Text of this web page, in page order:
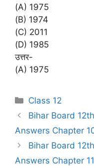
(A) 1975
(B) 1974
(C) 2011
(D) 1985
उत्तर-
(A) 1975
Categories
Class 12
Bihar Board
Answers Chapter 10
Bihar Board
Answers Chapter 11